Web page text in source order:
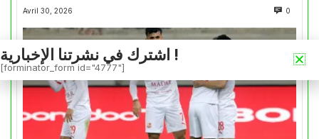
Avril 30, 2026 0
اشترك في نشرتنا الإخبارية !
[forminator_form id="4777"]